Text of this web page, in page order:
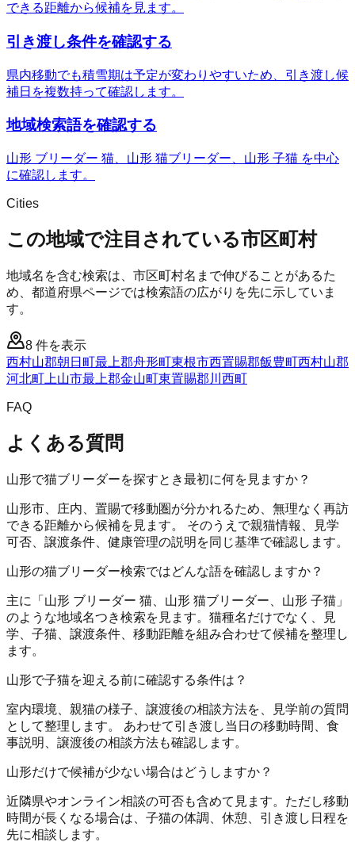
できる距離から候補を見ます。
引き渡し条件を確認する
県内移動でも積雪期は予定が変わりやすいため、引き渡し候
補日を複数持って確認します。
地域検索語を確認する
山形 ブリーダー 猫、山形 猫ブリーダー、山形 子猫 を中心
に確認します。
Cities
この地域で注目されている市区町村
地域名を含む検索は、市区町村名まで伸びることがあるた
め、都道府県ページでは検索語の広がりを先に示していま
す。
8 件を表示
西村山郡朝日町最上郡舟形町東根市西置賜郡飯豊町西村山郡
河北町 上山市最上郡金山町東置賜郡川西町
FAQ
よくある質問
山形で猫ブリーダーを探すとき最初に何を見ますか？
山形市、庄内、置賜で移動圏が分かれるため、無理なく再訪
できる距離から候補を見ます。 そのうえで親猫情報、見学
可否、譲渡条件、健康管理の説明を同じ基準で確認します。
山形の猫ブリーダー検索ではどんな語を確認しますか？
主に「山形 ブリーダー 猫、山形 猫ブリーダー、山形 子猫」
のような地域名つき検索を見ます。猫種名だけでなく、見
学、子猫、譲渡条件、移動距離を組み合わせて候補を整理し
ます。
山形で子猫を迎える前に確認する条件は？
室内環境、親猫の様子、譲渡後の相談方法を、見学前の質問
として整理します。 あわせて引き渡し当日の移動時間、食
事説明、譲渡後の相談方法も確認します。
山形だけで候補が少ない場合はどうしますか？
近隣県やオンライン相談の可否も含めて見ます。ただし移動
時間が長くなる場合は、子猫の体調、休憩、引き渡し日程を
先に相談します。